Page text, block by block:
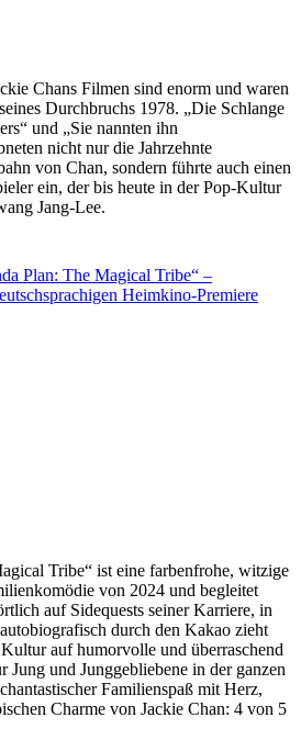
Chans Filmen sind enorm und waren
Durchbruchs 1978. „Die Schlange
und „Sie nannten ihn
nicht nur die Jahrzehnte
von Chan, sondern führte auch einen
ein, der bis heute in der Pop-Kultur
Jang-Lee.
Plan: The Magical Tribe“ –
Heimkino-Premiere
Tribe“ ist eine farbenfrohe, witzige
von 2024 und begleitet
auf Sidequests seiner Karriere, in
durch den Kakao zieht
auf humorvolle und überraschend
Jung und Junggebliebene in der ganzen
Familienspaß mit Herz,
Charme von Jackie Chan: 4 von 5